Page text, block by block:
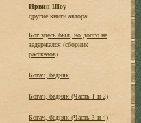
Ирвин Шоу
другие книги автора:
Бог здесь был, но долго не
задержался (сборник
рассказов)
Богач, бедняк
Богач, бедняк (Часть 1 и 2)
Богач, бедняк (Часть 3 и 4)